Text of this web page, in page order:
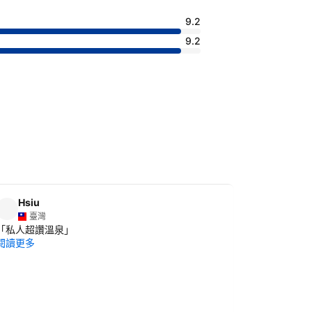
9.2
9.2
Hsiu
臺灣
「私人超讚溫泉 」
讀更多